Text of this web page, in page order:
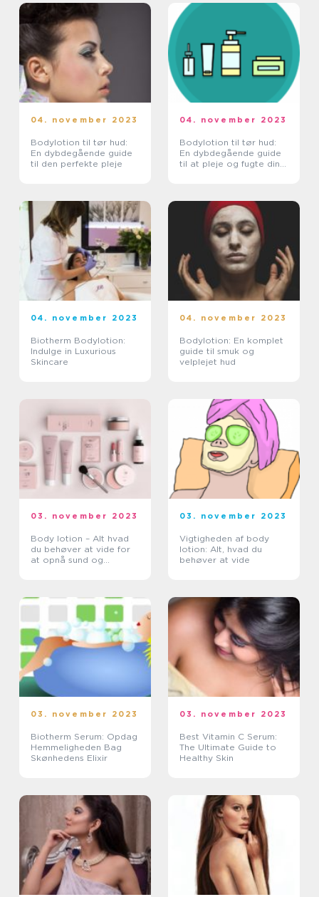
04. november 2023
Bodylotion til tør hud:
En dybdegående guide
til den perfekte pleje
04. november 2023
Bodylotion til tør hud:
En dybdegående guide
til at pleje og fugte din
04. november 2023
Biotherm Bodylotion:
Indulge in Luxurious
Skincare
04. november 2023
Bodylotion: En komplet
guide til smuk og
velplejet hud
03. november 2023
Body lotion – Alt hvad
du behøver at vide for
at opnå sund og
03. november 2023
Vigtigheden af body
lotion: Alt, hvad du
behøver at vide
03. november 2023
Biotherm Serum: Opdag
Hemmeligheden Bag
Skønhedens Elixir
03. november 2023
Best Vitamin C Serum:
The Ultimate Guide to
Healthy Skin